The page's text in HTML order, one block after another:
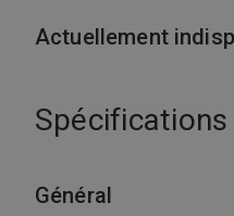
Actuellement
Général